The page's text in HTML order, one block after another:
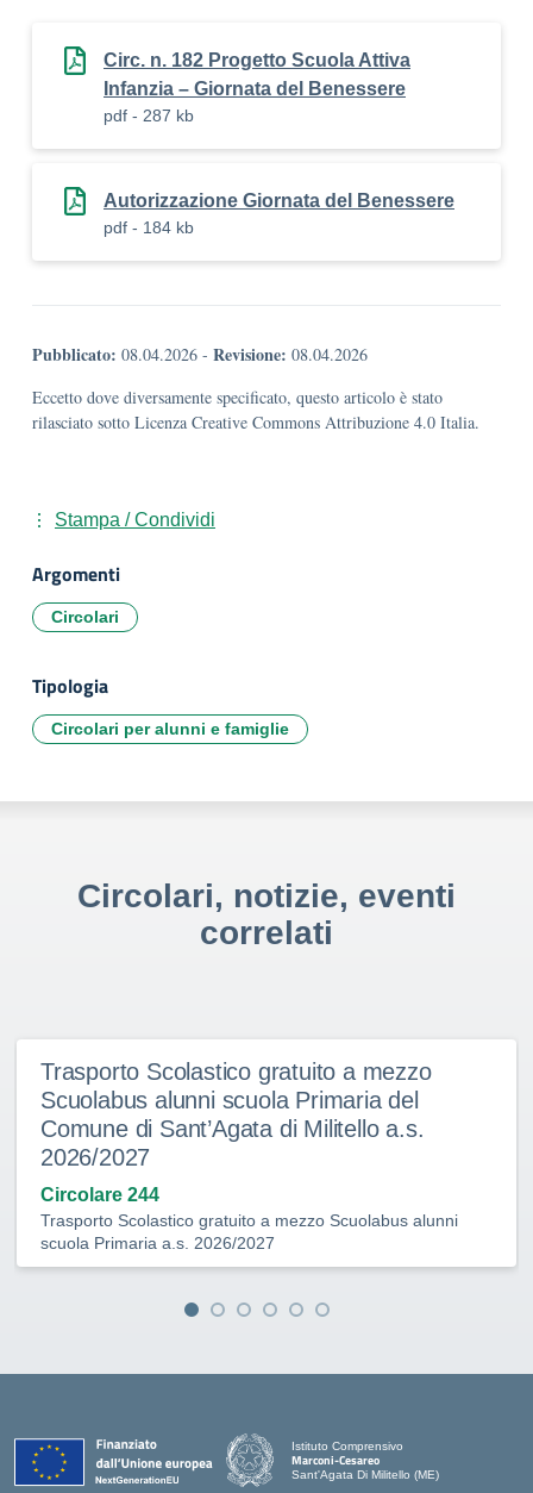
Circ. n. 182 Progetto Scuola Attiva
Infanzia – Giornata del Benessere
pdf - 287 kb
Autorizzazione Giornata del Benessere
pdf - 184 kb
Pubblicato: 08.04.2026 - Revisione: 08.04.2026
Eccetto dove diversamente specificato, questo articolo è stato
rilasciato sotto Licenza Creative Commons Attribuzione 4.0 Italia.
Stampa / Condividi
Argomenti
Circolari
Tipologia
Circolari per alunni e famiglie
Circolari, notizie, eventi
correlati
Trasporto Scolastico gratuito a mezzo
Scuolabus alunni scuola Primaria del
Comune di Sant’Agata di Militello a.s.
2026/2027
Circolare 244
Trasporto Scolastico gratuito a mezzo Scuolabus alunni
scuola Primaria a.s. 2026/2027
Istituto Comprensivo
Marconi-Cesareo
Sant'Agata Di Militello (ME)